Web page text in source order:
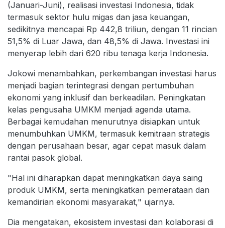
(Januari-Juni), realisasi investasi Indonesia, tidak
termasuk sektor hulu migas dan jasa keuangan,
sedikitnya mencapai Rp 442,8 triliun, dengan 11 rincian
51,5% di Luar Jawa, dan 48,5% di Jawa. Investasi ini
menyerap lebih dari 620 ribu tenaga kerja Indonesia.
Jokowi menambahkan, perkembangan investasi harus
menjadi bagian terintegrasi dengan pertumbuhan
ekonomi yang inklusif dan berkeadilan. Peningkatan
kelas pengusaha UMKM menjadi agenda utama.
Berbagai kemudahan menurutnya disiapkan untuk
menumbuhkan UMKM, termasuk kemitraan strategis
dengan perusahaan besar, agar cepat masuk dalam
rantai pasok global.
"Hal ini diharapkan dapat meningkatkan daya saing
produk UMKM, serta meningkatkan pemerataan dan
kemandirian ekonomi masyarakat," ujarnya.
Dia mengatakan, ekosistem investasi dan kolaborasi di